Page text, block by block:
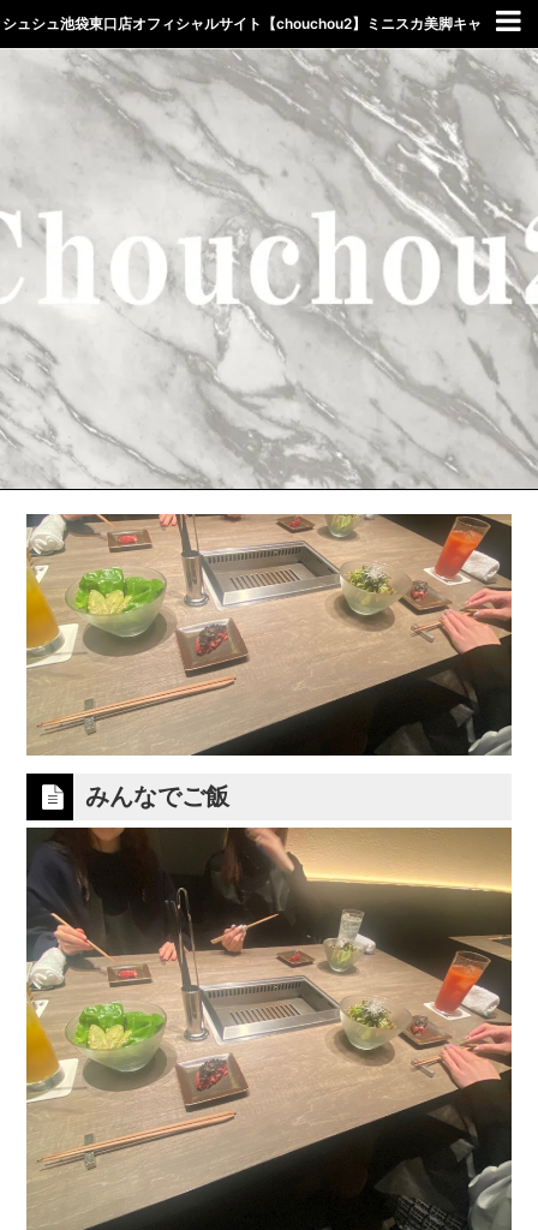
シュシュ池袋東口店オフィシャルサイト【chouchou2】ミニスカ美脚キャ
バクラしゅしゅ東
みんなでご飯